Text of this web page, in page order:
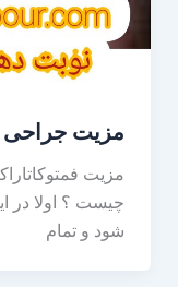
مزیت جراحی
مزیت
چیست ؟ اولا در
شود و تمام